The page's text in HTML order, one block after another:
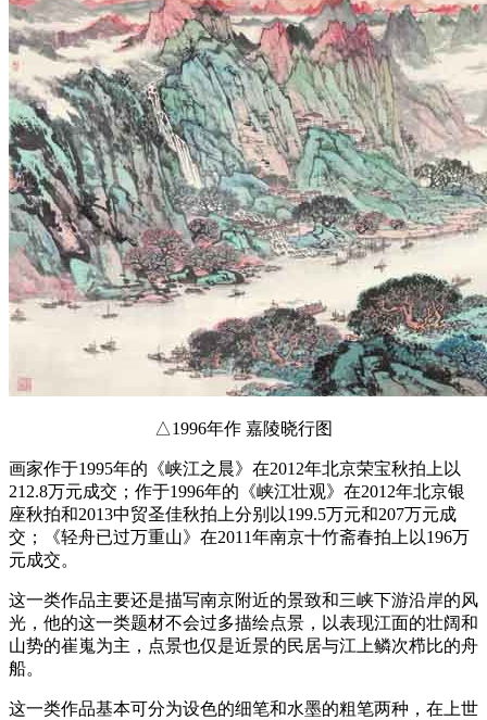
△1996年作 嘉陵晓行图
画家作于1995年的《峡江之晨》在2012年北京荣宝秋拍上以
212.8万元成交；作于1996年的《峡江壮观》在2012年北京银
座秋拍和2013中贸圣佳秋拍上分别以199.5万元和207万元成
交；《轻舟已过万重山》在2011年南京十竹斋春拍上以196万
元成交。
这一类作品主要还是描写南京附近的景致和三峡下游沿岸的风
光，他的这一类题材不会过多描绘点景，以表现江面的壮阔和
山势的崔嵬为主，点景也仅是近景的民居与江上鳞次栉比的舟
船。
这一类作品基本可分为设色的细笔和水墨的粗笔两种，在上世